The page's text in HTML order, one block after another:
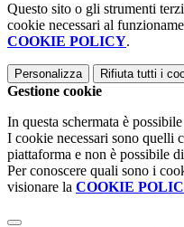
Questo sito o gli strumenti
cookie necessari al
COOKIE POLICY.
Personalizza Rifiuta tutti i
Gestione cookie
In questa schermata è
I cookie necessari sono quelli
piattaforma e non è possibile
Per conoscere quali sono i
visionare la COOKIE